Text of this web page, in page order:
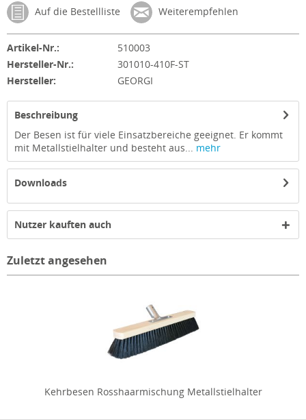
Auf die Bestellliste Weiterempfehlen
Artikel-Nr.:
510003
Hersteller-Nr.:
301010-410F-ST
Hersteller:
GEORGI
Beschreibung
Der Besen ist für viele Einsatzbereiche geeignet. Er kommt
mit Metallstielhalter und besteht aus... mehr
Downloads
Nutzer kauften auch
Zuletzt angesehen
Kehrbesen Rosshaarmischung Metallstielhalter